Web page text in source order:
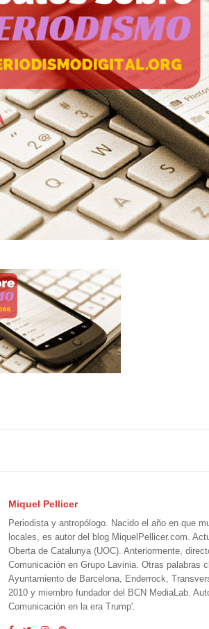
Miquel Pellicer
Periodista y antropólogo. Nacido el año en que
locales, es autor del blog MiquelPellicer.com.
Oberta de Catalunya (UOC). Anteriormente,
Comunicación en Grupo Lavinia. Otras palabras
Ayuntamiento de Barcelona, Enderrock,
2010 y miembro fundador del BCN MediaLab.
Comunicación en la era Trump'.